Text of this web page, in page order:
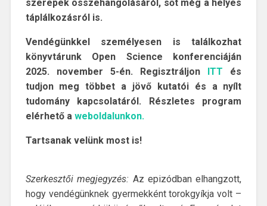
szerepek összehangolásáról, sőt még a helyes
táplálkozásról is.
Vendégünkkel személyesen is találkozhat
könyvtárunk Open Science konferenciáján
2025. november 5-én. Regisztráljon ITT és
tudjon meg többet a jövő kutatói és a nyílt
tudomány kapcsolatáról. Részletes program
elérhető a weboldalunkon.
Tartsanak velünk most is!
Szerkesztői megjegyzés: Az epizódban elhangzott,
hogy vendégünknek gyermekként torokgyíkja volt –